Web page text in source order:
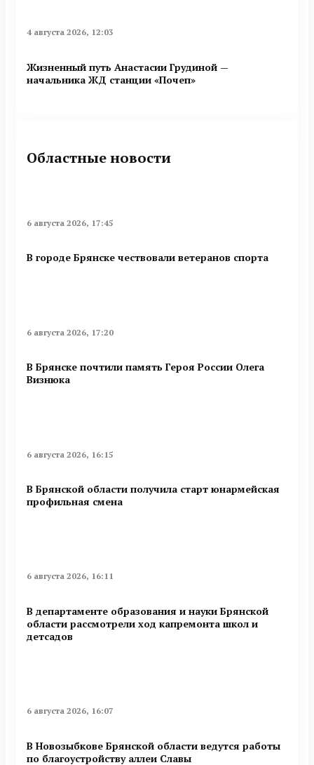
4 августа 2026, 12:03
Жизненный путь Анастасии Грудиной —
начальника ЖД станции «Почеп»
Областные новости
6 августа 2026, 17:45
В городе Брянске чествовали ветеранов спорта
6 августа 2026, 17:20
В Брянске почтили память Героя России Олега
Визнюка
6 августа 2026, 16:15
В Брянской области получила старт юнармейская
профильная смена
6 августа 2026, 16:11
В департаменте образования и науки Брянской
области рассмотрели ход капремонта школ и
детсадов
6 августа 2026, 16:07
В Новозыбкове Брянской области ведутся работы
по благоустройству аллеи Славы